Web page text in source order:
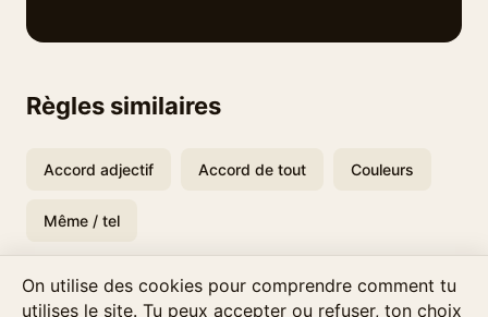
Règles similaires
Accord adjectif Accord de tout Couleurs
Même / tel
On utilise des cookies pour comprendre comment tu
utilises le site. Tu peux accepter ou refuser, ton choix